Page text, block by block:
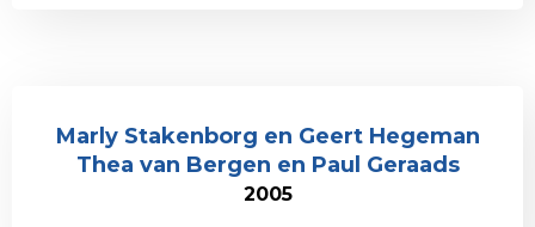
Marly Stakenborg en Geert Hegeman
Thea van Bergen en Paul Geraads
2005